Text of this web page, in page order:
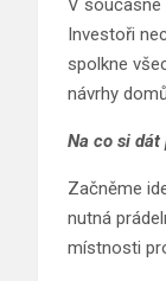
V současné
Investoři
spolkne
návrhy
Na co si dát
Začněme
nutná
místnosti